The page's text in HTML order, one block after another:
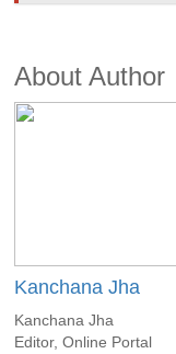
About Author
Kanchana Jha
Kanchana Jha
Editor, Online Portal